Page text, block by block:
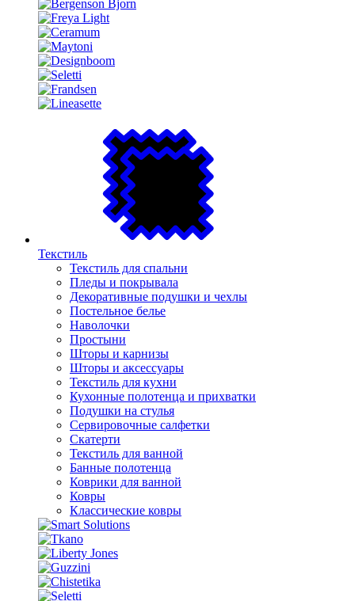
Текстиль
Текстиль для спальни
Пледы и покрывала
Декоративные подушки и чехлы
Постельное белье
Наволочки
Простыни
Шторы и карнизы
Шторы и аксессуары
Текстиль для кухни
Кухонные полотенца и прихватки
Подушки на стулья
Сервировочные салфетки
Скатерти
Текстиль для ванной
Банные полотенца
Коврики для ванной
Ковры
Классические ковры